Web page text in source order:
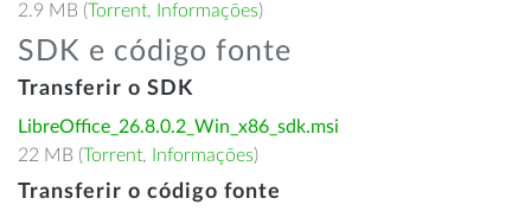
2.9 MB (Torrent, Informações)
SDK e código fonte
Transferir o SDK
LibreOffice_26.8.0.2_Win_x86_sdk.msi
22 MB (Torrent, Informações)
Transferir o código fonte